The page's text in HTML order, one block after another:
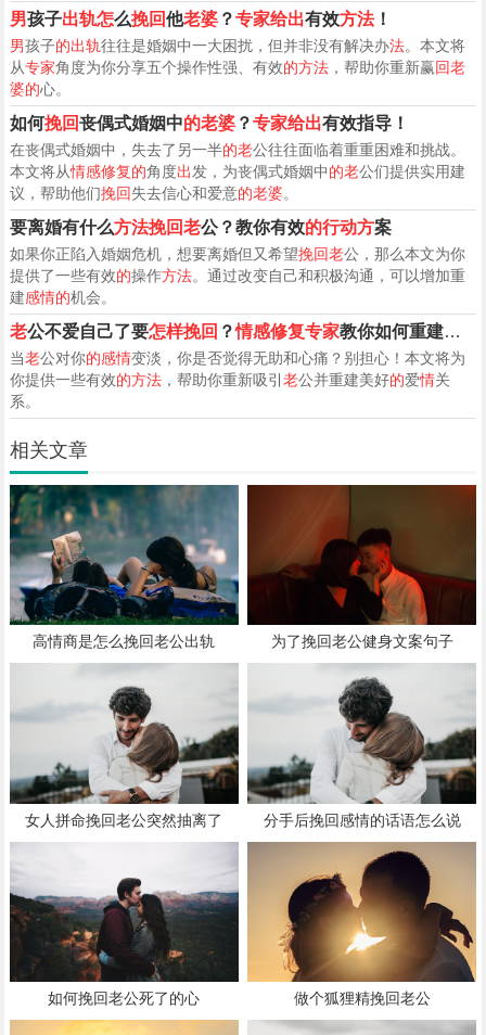
男孩子出轨怎么挽回他老婆？专家给出有效方法！
男孩子的出轨往往是婚姻中一大困扰，但并非没有解决办法。本文将
从专家角度为你分享五个操作性强、有效的方法，帮助你重新赢回老
婆的心。
如何挽回丧偶式婚姻中的老婆？专家给出有效指导！
在丧偶式婚姻中，失去了另一半的老公往往面临着重重困难和挑战。
本文将从情感修复的角度出发，为丧偶式婚姻中的老公们提供实用建
议，帮助他们挽回失去信心和爱意的老婆。
要离婚有什么方法挽回老公？教你有效的行动方案
如果你正陷入婚姻危机，想要离婚但又希望挽回老公，那么本文为你
提供了一些有效的操作方法。通过改变自己和积极沟通，可以增加重
建感情的机会。
老公不爱自己了要怎样挽回 ？情感修复专家教你如何重建爱
当老公对你的感情变淡，你是否觉得无助和心痛？别担心！本文将为
你提供一些有效的方法，帮助你重新吸引 老公并重建美好的爱情关
系。
相关文章
高情商是怎么挽回老公出轨 为了挽回老公健身文案句子
女人拼命挽回老公突然抽离了 分手后挽回感情的话语怎么说
如何挽回老公死了的心 做个狐狸精挽回老公